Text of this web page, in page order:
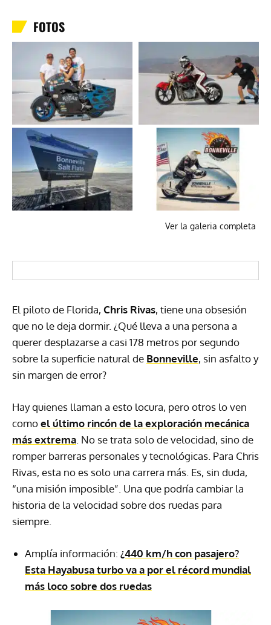
FOTOS
Ver la galeria completa
El piloto de Florida, Chris Rivas, tiene una obsesión
que no le deja dormir. ¿Qué lleva a una persona a
querer desplazarse a casi 178 metros por segundo
sobre la superficie natural de Bonneville, sin asfalto y
sin margen de error?
Hay quienes llaman a esto locura, pero otros lo ven
comoel último rincón de la exploración mecánica
más extrema . No se trata solo de velocidad, sino de
romper barreras personales y tecnológicas. Para Chris
Rivas, esta no es solo una carrera más. Es, sin duda,
“una misión imposible”. Una que podría cambiar la
historia de la velocidad sobre dos ruedas para
siempre.
Amplía información: ¿440 km/h con pasajero?
Esta Hayabusa turbo va a por el récord mundial
más loco sobre dos ruedas